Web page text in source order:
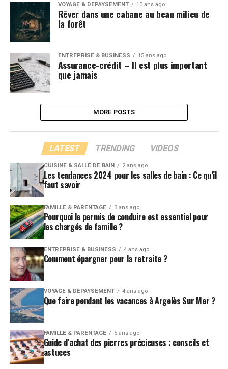
VOYAGE & DÉPAYSEMENT 10 ans ago
Rêver dans une cabane au beau milieu de
la forêt
ENTREPRISE & BUSINESS 15 ans ago
Assurance-crédit – Il est plus important
que jamais
MORE POSTS
LATEST TRENDING VIDEOS
CUISINE & SALLE DE BAIN 2 ans ago
Les tendances 2024 pour les salles de bain : Ce qu’il
faut savoir
FAMILLE & PARENTAGE 3 ans ago
Pourquoi le permis de conduire est essentiel pour
les chargés de famille ?
ENTREPRISE & BUSINESS 4 ans ago
Comment épargner pour la retraite ?
VOYAGE & DÉPAYSEMENT 4 ans ago
Que faire pendant les vacances à Argelès Sur Mer ?
FAMILLE & PARENTAGE 5 ans ago
Guide d’achat des pierres précieuses : conseils et
astuces